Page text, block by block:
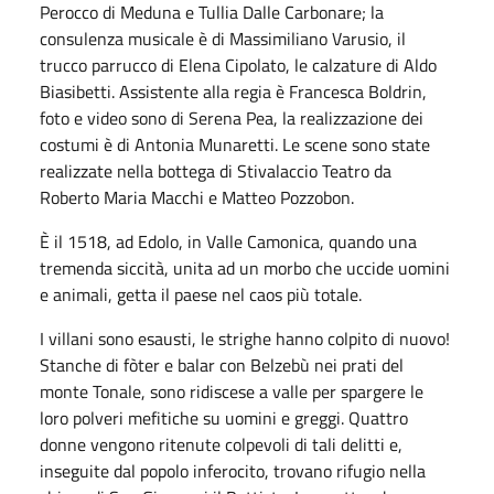
Perocco di Meduna e Tullia Dalle Carbonare; la
consulenza musicale è di Massimiliano Varusio, il
trucco parrucco di Elena Cipolato, le calzature di Aldo
Biasibetti. Assistente alla regia è Francesca Boldrin,
foto e video sono di Serena Pea, la realizzazione dei
costumi è di Antonia Munaretti. Le scene sono state
realizzate nella bottega di Stivalaccio Teatro da
Roberto Maria Macchi e Matteo Pozzobon.
È il 1518, ad Edolo, in Valle Camonica, quando una
tremenda siccità, unita ad un morbo che uccide uomini
e animali, getta il paese nel caos più totale.
I villani sono esausti, le strighe hanno colpito di nuovo!
Stanche di fòter e balar con Belzebù nei prati del
monte Tonale, sono ridiscese a valle per spargere le
loro polveri mefitiche su uomini e greggi. Quattro
donne vengono ritenute colpevoli di tali delitti e,
inseguite dal popolo inferocito, trovano rifugio nella